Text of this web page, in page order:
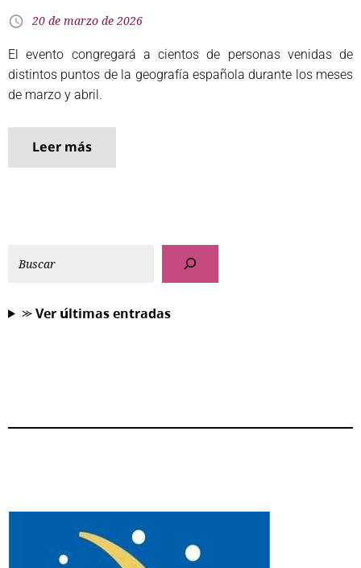
20 de marzo de 2026
El evento congregará a cientos de personas venidas de
distintos puntos de la geografía española durante los meses
de marzo y abril.
Leer más
⪼ 𝗩𝗲𝗿 𝘂́𝗹𝘁𝗶𝗺𝗮𝘀 𝗲𝗻𝘁𝗿𝗮𝗱𝗮𝘀